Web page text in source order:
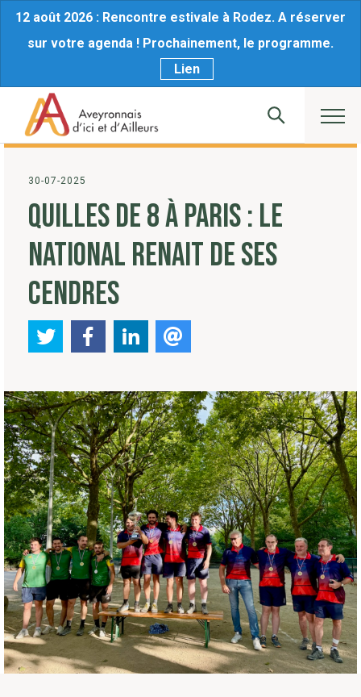
12 août 2026 : Rencontre estivale à Rodez. A réserver
sur votre agenda ! Prochainement, le programme.
Lien
30-07-2025
QUILLES DE 8 À PARIS : LE
NATIONAL RENAIT DE SES
CENDRES